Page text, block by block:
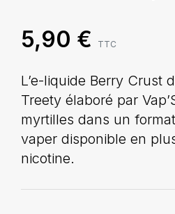
5,90 € TTC
L’e-liquide Berry Crust
Treety élaboré par
myrtilles dans un
vaper disponible en
nicotine.